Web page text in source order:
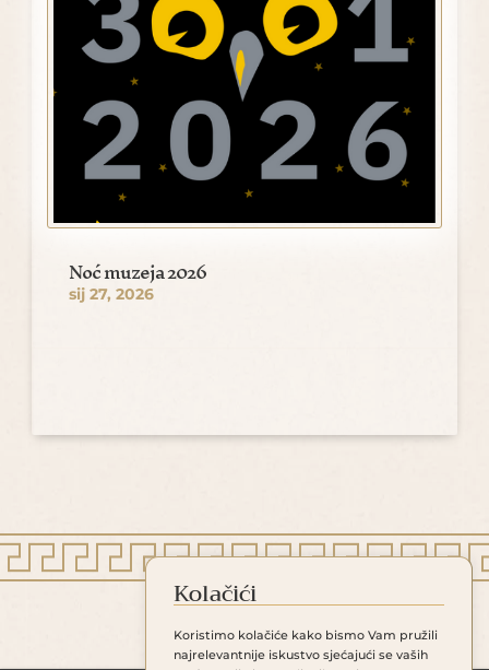
Noć muzeja 2026
sij 27, 2026
Kolačići
Koristimo kolačiće kako bismo Vam pružili
najrelevantnije iskustvo sjećajući se vaših